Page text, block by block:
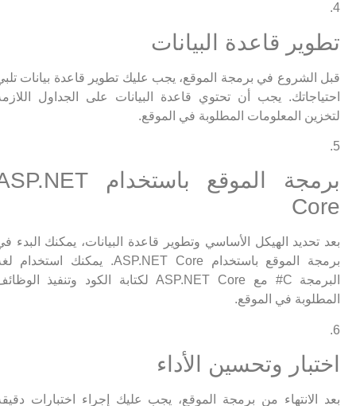
4.
تطوير قاعدة البيانات
قبل الشروع في برمجة الموقع، يجب عليك تطوير قاعدة بيانات تلبي
احتياجاتك. يجب أن تحتوي قاعدة البيانات على الجداول اللازمة
لتخزين المعلومات المطلوبة في الموقع.
5.
برمجة الموقع باستخدام ASP.NET
Core
بعد تحديد الهيكل الأساسي وتطوير قاعدة البيانات، يمكنك البدء في
برمجة الموقع باستخدام ASP.NET Core. يمكنك استخدام لغة
البرمجة C# مع ASP.NET Core لكتابة الكود وتنفيذ الوظائف
المطلوبة في الموقع.
6.
اختبار وتحسين الأداء
بعد الانتهاء من برمجة الموقع، يجب عليك إجراء اختبارات دقيقة